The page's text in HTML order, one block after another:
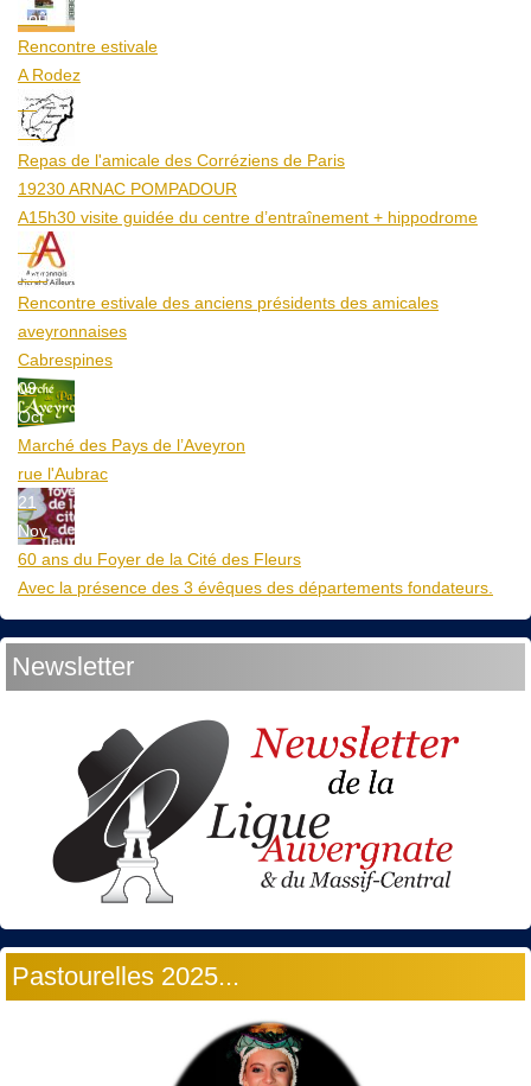
Aoû
Rencontre estivale
A Rodez
23
Aoû
Repas de l'amicale des Corréziens de Paris
19230 ARNAC POMPADOUR
A15h30 visite guidée du centre d’entraînement + hippodrome
25
Aoû
Rencontre estivale des anciens présidents des amicales
aveyronnaises
Cabrespines
09
Oct
Marché des Pays de l’Aveyron
rue l'Aubrac
21
Nov
60 ans du Foyer de la Cité des Fleurs
Avec la présence des 3 évêques des départements fondateurs.
Newsletter
Pastourelles 2025...